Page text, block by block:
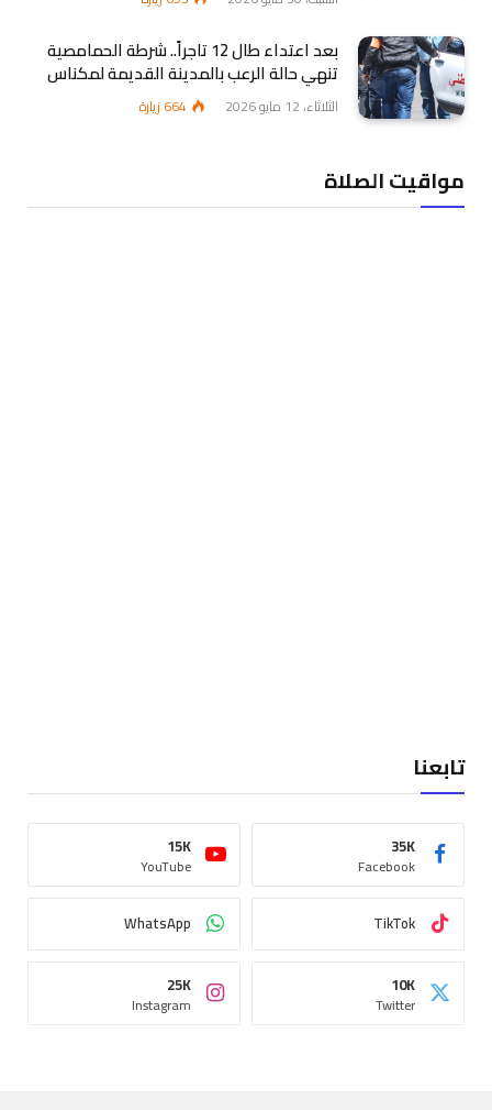
بعد اعتداء طال 12 تاجراً.. شرطة الحمامصية
تنهي حالة الرعب بالمدينة القديمة لمكناس
الثلاثاء، 12 مايو 2026 664 زيارة
مواقيت الصلاة
تابعنا
Facebook
35K
YouTube
15K
TikTok
WhatsApp
Twitter
10K
Instagram
25K